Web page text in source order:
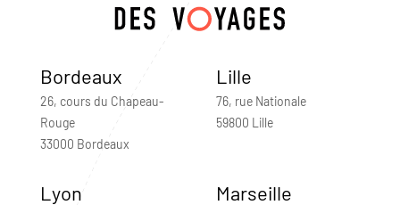
Bordeaux
26, cours du Chapeau-
Rouge
33000 Bordeaux
Lille
76, rue Nationale
59800 Lille
Lyon Marseille